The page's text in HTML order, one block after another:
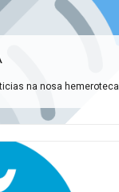
na nosa hemeroteca